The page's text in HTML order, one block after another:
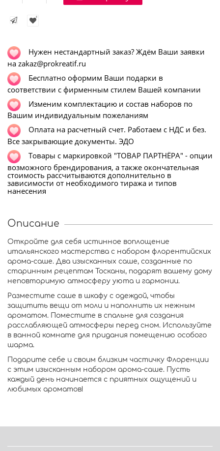
Нужен нестандартный заказ? Ждём Ваши заявки
на zakaz@prokreatif.ru
Бесплатно оформим Ваши подарки в
соответствии с фирменным стилем Вашей компании
Изменим комплектацию и состав наборов по
Вашим индивидуальным пожеланиям
Оплата на расчетный счет. Работаем с НДС и без.
Все закрывающие документы. ЭДО
Товары с маркировкой "ТОВАР ПАРТНЁРА" - опции
возможного брендирования, а также окончательная
стоимость рассчитываются дополнительно в
зависимости от необходимого тиража и типов
нанесения
Описание
Откройте для себя истинное воплощение
итальянского мастерства с набором флорентийских
арома-саше. Два изысканных саше, созданные по
старинным рецептам Тосканы, подарят вашему дому
неповторимую атмосферу уюта и гармонии.
Разместите саше в шкафу с одеждой, чтобы
защитить вещи от моли и наполнить их нежным
ароматом. Поместите в спальне для создания
расслабляющей атмосферы перед сном. Используйте
в ванной комнате для придания помещению особого
шарма.
Подарите себе и своим близким частичку Флоренции
с этим изысканным набором арома-саше. Пусть
каждый день начинается с приятных ощущений и
любимых ароматов!